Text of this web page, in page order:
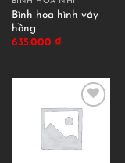
Bình hoa hình váy
hồng
635.000 ₫